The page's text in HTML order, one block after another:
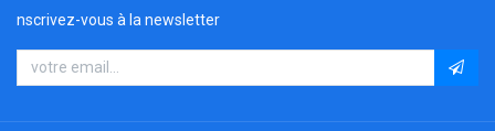
nscrivez-vous à la newsletter